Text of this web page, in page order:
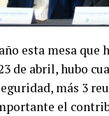
esta mesa que
de abril, hubo
más 3
el